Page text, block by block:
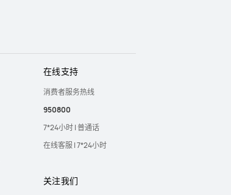
在线支持
消费者服务热线
950800
7*24小时 | 普通话
在线客服 | 7*24小时
关注我们